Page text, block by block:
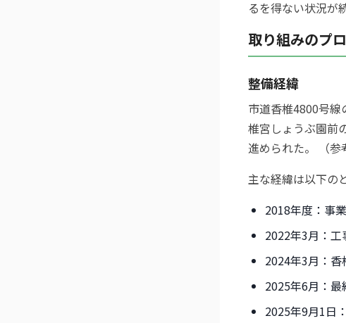
るを得ない状況が
取り組みのプ
整備経緯
市道香椎4800号
椎宮しょうぶ園前
進められた。 （参
主な経緯は以下の
2018年度：事
2022年3月：工
2024年3月：
2025年6月：最
2025年9月1日